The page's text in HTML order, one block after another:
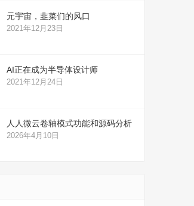
元宇宙，韭菜们的风口
2021年12月23日
AI正在成为半导体设计师
2021年12月24日
人人微云卷轴模式功能和源码分析
2026年4月10日